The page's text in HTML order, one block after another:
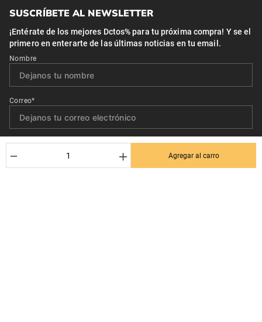
＋
－ Agregar al carro
SUSCRÍBETE AL NEWSLETTER
¡Entérate de los mejores Dctos% para tu próxima compra! Y se el
primero en enterarte de las últimas noticias en tu email.
Nombre
Correo*
Quiero recibir el newsletter con promociones.